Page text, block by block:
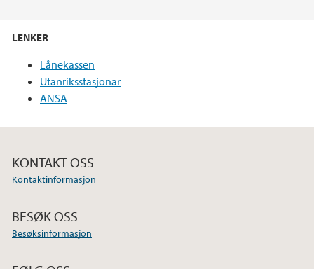
LENKER
Lånekassen
Utanriksstasjonar
ANSA
KONTAKT OSS
Kontaktinformasjon
BESØK OSS
Besøksinformasjon